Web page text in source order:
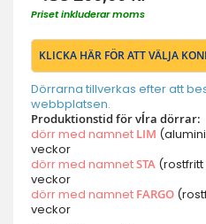
Priset inkluderar moms
KLICKA HÄR FÖR ATT VÄLJA
Dörrarna tillverkas efter att
webbplatsen.
Produktionstid för vĺra dörrar:
dörr med namnet LIM
veckor
dörr med namnetSTA
veckor
dörr med namnet FARGO
veckor